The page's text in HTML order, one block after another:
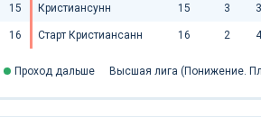
15 Кристиансунн 15 3 3
16 Старт Кристиансанн 16 2
Проход дальше Высшая лига (Понижение.